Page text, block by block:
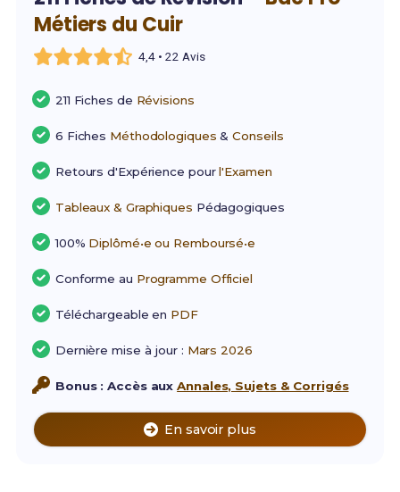
Métiers du Cuir
4,4 • 22 Avis
211 Fiches de Révisions
6 Fiches Méthodologiques &Conseils
Retours d'Expérience pourl'Examen
Tableaux & Graphiques Pédagogiques
100% Diplômé•e ou Remboursé•e
Conforme au Programme Officiel
Téléchargeable en PDF
Dernière mise à jour : Mars 2026
Bonus : Accès auxAnnales, Sujets & Corrigés
En savoir plus